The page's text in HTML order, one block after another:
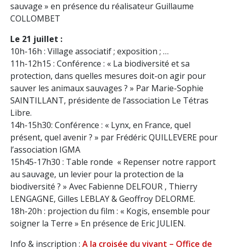
sauvage » en présence du réalisateur Guillaume
COLLOMBET
Le 21 juillet :
10h-16h : Village associatif ; exposition ; …
11h-12h15 : Conférence : « La biodiversité et sa
protection, dans quelles mesures doit-on agir pour
sauver les animaux sauvages ? » Par Marie-Sophie
SAINTILLANT, présidente de l’association Le Tétras
Libre.
14h-15h30: Conférence : « Lynx, en France, quel
présent, quel avenir ? » par Frédéric QUILLEVERE pour
l’association IGMA
15h45-17h30 : Table ronde « Repenser notre rapport
au sauvage, un levier pour la protection de la
biodiversité ? » Avec Fabienne DELFOUR , Thierry
LENGAGNE, Gilles LEBLAY & Geoffroy DELORME.
18h-20h : projection du film : « Kogis, ensemble pour
soigner la Terre » En présence de Eric JULIEN.
Info & inscription : A la croisée du vivant – Office de